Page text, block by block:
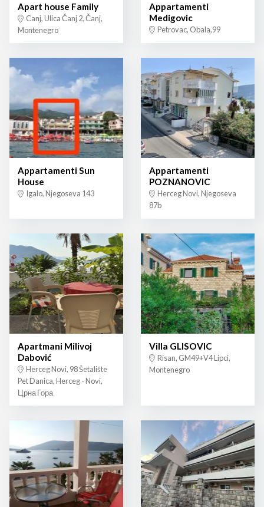
Apart house Family
Canj, Ulica Čanj 2, Čanj,
Montenegro
Appartamenti
Medigovic
Petrovac, Obala,99
Appartamenti Sun
House
Igalo, Njegoseva 143
Appartamenti
POZNANOVIC
Herceg Novi, Njegoseva
87b
Apartmani Milivoj
Dabović
Herceg Novi, 98 Šetalište
Pet Danica, Herceg - Novi,
Црна Гора
Villa GLISOVIC
Risan, GM49+V4 Lipci,
Montenegro